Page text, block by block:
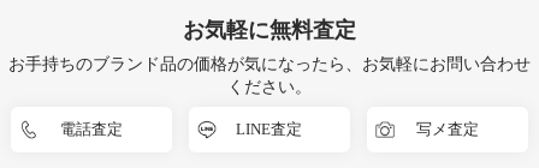
お気軽に無料査定
お手持ちのブランド品の価格が気になったら、お気軽にお問い合わせ
ください。
電話査定 LINE査定 写メ査定